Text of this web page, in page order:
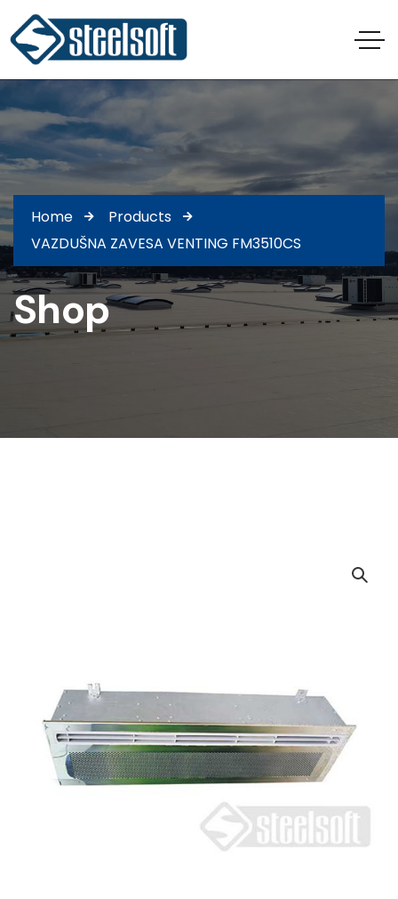
Home
Products
VAZDUŠNA ZAVESA VENTING FM3510CS
Shop